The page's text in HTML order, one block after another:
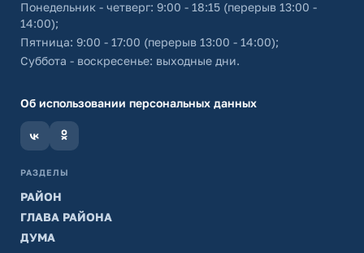
Понедельник - четверг: 9:00 - 18:15 (перерыв 13:00 -
14:00);
Пятница: 9:00 - 17:00 (перерыв 13:00 - 14:00);
Суббота - воскресенье: выходные дни.
Об использовании персональных данных
РАЗДЕЛЫ
РАЙОН
ГЛАВА РАЙОНА
ДУМА